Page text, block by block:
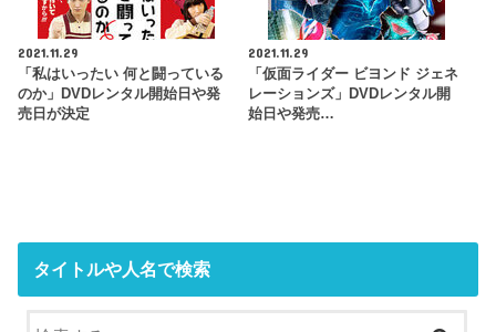
2021.11.29
「私はいったい 何と闘っている
のか」DVDレンタル開始日や発
売日が決定
2021.11.29
「仮面ライダー ビヨンド ジェネ
レーションズ」DVDレンタル開
始日や発売…
タイトルや人名で検索